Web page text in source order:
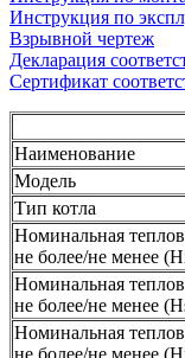
Инструкция по
Взрывной чертеж
Декларация
Сертификат
Наименование
Модель
Тип котла
Номинальная
не более/не менее
Номинальная
не более/не менее
Номинальная